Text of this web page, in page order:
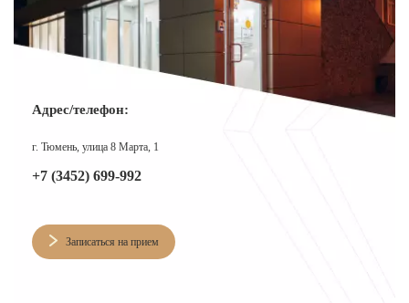
ОТЗЫВЫ
СТАТЬИ
АКЦИИ
ФОТОГАЛЕРЕЯ
ОФИЦИАЛЬНАЯ ИНФОРМАЦИЯ
Адрес/телефон:
г. Тюмень, улица 8 Марта, 1
+7 (3452) 699-992
Записаться на прием